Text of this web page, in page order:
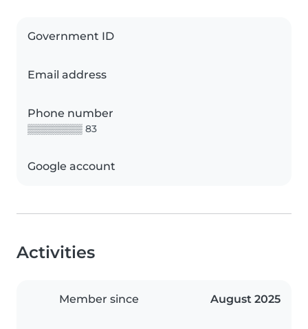
Government ID
Email address
Phone number
▒▒▒▒▒▒▒▒ 83
Google account
Activities
Member since August 2025